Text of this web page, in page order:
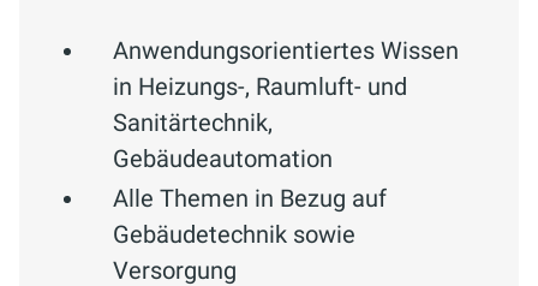
Anwendungsorientiertes Wissen
in Heizungs-, Raumluft- und
Sanitärtechnik,
Gebäudeautomation
Alle Themen in Bezug auf
Gebäudetechnik sowie
Versorgung